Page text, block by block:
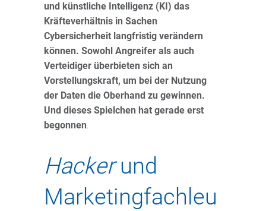
und künstliche Intelligenz (KI) das
Kräfteverhältnis in Sachen
Cybersicherheit langfristig verändern
können. Sowohl Angreifer als auch
Verteidiger überbieten sich an
Vorstellungskraft, um bei der Nutzung
der Daten die Oberhand zu gewinnen.
Und dieses Spielchen hat gerade erst
begonnen.
Hackerund
Marketingfachleu